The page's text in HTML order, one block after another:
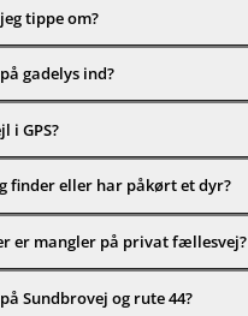
tippe om?
gadelys ind?
i GPS?
finder eller har påkørt et dyr?
er mangler på privat fællesvej?
Sundbrovej og rute 44?